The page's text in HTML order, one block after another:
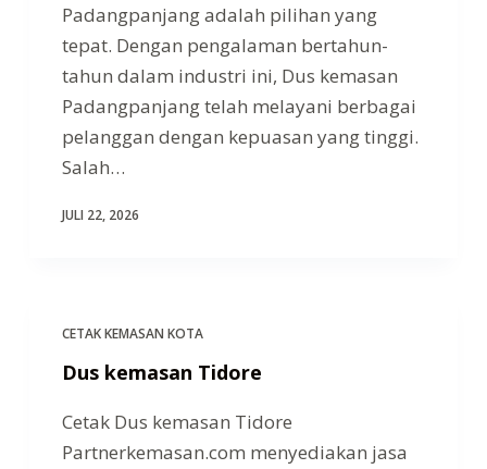
Padangpanjang adalah pilihan yang
tepat. Dengan pengalaman bertahun-
tahun dalam industri ini, Dus kemasan
Padangpanjang telah melayani berbagai
pelanggan dengan kepuasan yang tinggi.
Salah…
JULI 22, 2026
CETAK KEMASAN KOTA
Dus kemasan Tidore
Cetak Dus kemasan Tidore
Partnerkemasan.com menyediakan jasa